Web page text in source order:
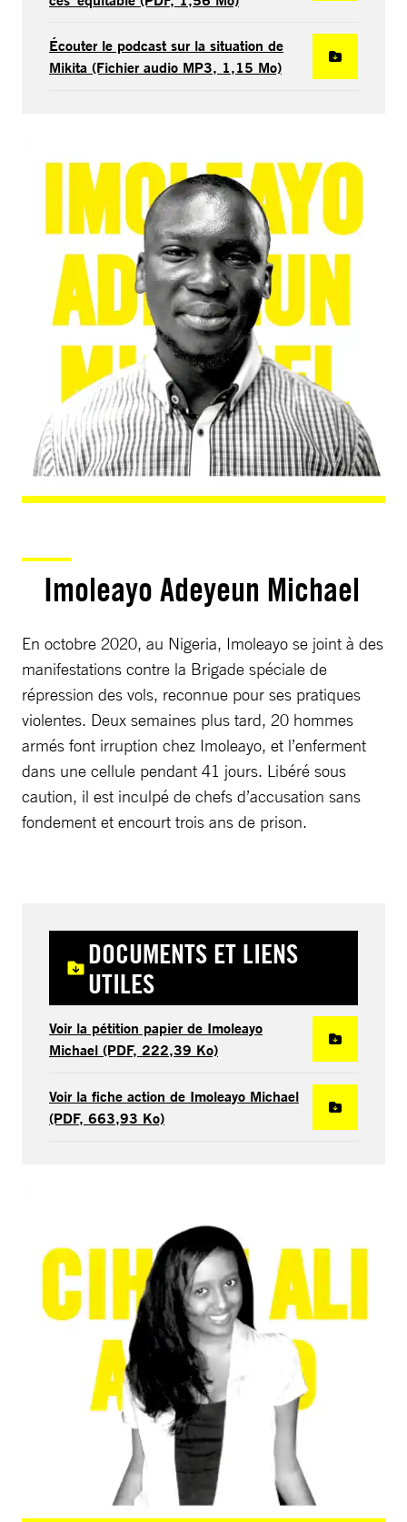
Écouter le podcast sur la situation de
Mikita (Fichier audio MP3, 1,15 Mo)
Imoleayo Adeyeun Michael
En octobre 2020, au Nigeria, Imoleayo se joint à des
manifestations contre la Brigade spéciale de
répression des vols, reconnue pour ses pratiques
violentes. Deux semaines plus tard, 20 hommes
armés font irruption chez Imoleayo, et l’enferment
dans une cellule pendant 41 jours. Libéré sous
caution, il est inculpé de chefs d’accusation sans
fondement et encourt trois ans de prison.
DOCUMENTS ET LIENS
UTILES
Voir la pétition papier de Imoleayo
Michael (PDF, 222,39 Ko)
Voir la fiche action de Imoleayo Michael
(PDF, 663,93 Ko)